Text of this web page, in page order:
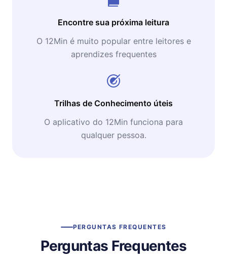
Encontre sua próxima leitura
O 12Min é muito popular entre leitores e
aprendizes frequentes
Trilhas de Conhecimento úteis
O aplicativo do 12Min funciona para
qualquer pessoa.
PERGUNTAS FREQUENTES
Perguntas Frequentes